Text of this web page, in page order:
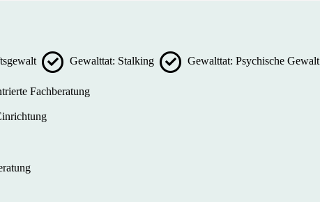
Gewalttat: Stalking
Gewalttat: Psychische Gewalt
Fachberatung